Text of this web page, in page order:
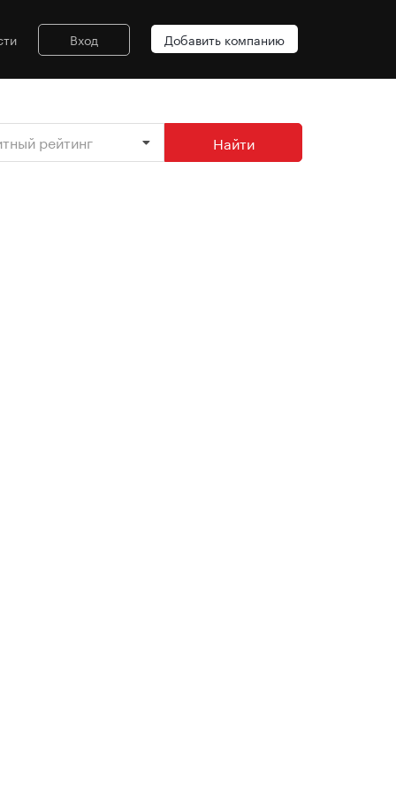
Вход Добавить компанию
рейтинг Найти